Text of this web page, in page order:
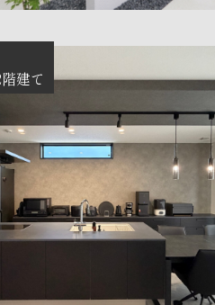
建て